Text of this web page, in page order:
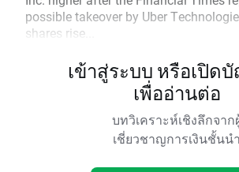
possible takeover by Uber
shares rise...
เข้าสู่ระบบ หรือเปิด
เพื่ออ่านต่อ
บทวิเคราะห์เชิงลึกจาก
เชี่ยวชาญการเงินชั้นนำ